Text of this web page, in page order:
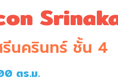
นครินทร์ ชั้น 4
ตร.ม.